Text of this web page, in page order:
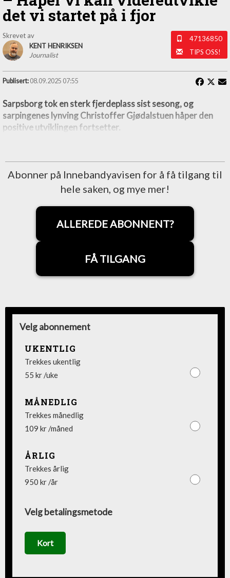
det vi startet på i fjor
Skrevet av
KENT HENRIKSEN
Journalist
47136850
TIPS OSS!
Publisert: 08.09.2025 07:55
Sarpsborg tok en sterk fjerdeplass sist sesong, og
sarpingenes lynving Christoffer Gjødalstuen håper den
positive utviklingen fortsetter.
Abonner på Innebandyavisen for å få tilgang til
hele saken, og mye mer!
ALLEREDE ABONNENT?
FÅ TILGANG
Velg abonnement
UKENTLIG
Trekkes ukentlig
55 kr /uke
MÅNEDLIG
Trekkes månedlig
109 kr /måned
ÅRLIG
Trekkes årlig
950 kr /år
Velg betalingsmetode
Kort